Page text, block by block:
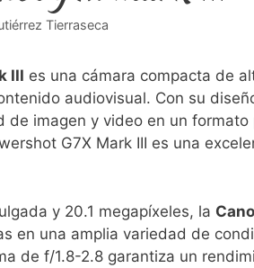
Tierraseca
III es una cámara⁣ compacta de
audiovisual. Con⁢ su
de⁣ imagen y video en un
G7X Mark III ⁤es una
y 20.1 megapíxeles, ‍la
‍en una amplia variedad de
de f/1.8-2.8 garantiza un